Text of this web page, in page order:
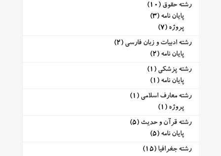
رشته حقوق (10)
پایان نامه (3)
پروژه (7)
رشته ادبیات و زبان فارسی (2)
پایان نامه (2)
رشته پزشکی (1)
پایان نامه (1)
رشته معارف اسلامی (1)
پروژه (1)
رشته قرآن و حدیث (5)
پایان نامه (5)
رشته جغرافیا (15)